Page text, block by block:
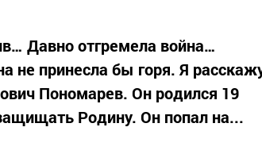
Давно отгремела война…
не принесла бы горя. Я
Пономарев. Он родился 19
Родину. Он попал на...